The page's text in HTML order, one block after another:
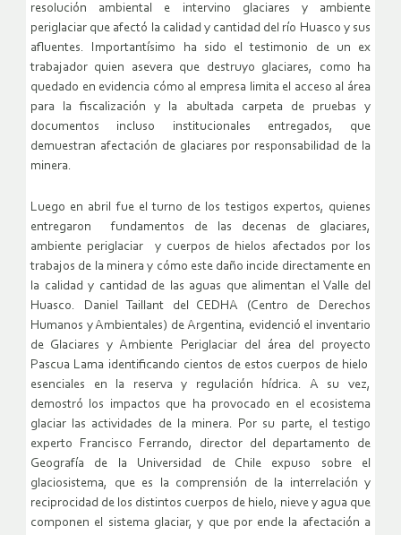
resolución ambiental e intervino glaciares y ambiente
periglaciar que afectó la calidad y cantidad del río Huasco y sus
afluentes. Importantísimo ha sido el testimonio de un ex
trabajador quien asevera que destruyo glaciares, como ha
quedado en evidencia cómo al empresa limita el acceso al área
para la fiscalización y la abultada carpeta de pruebas y
documentos incluso institucionales entregados, que
demuestran afectación de glaciares por responsabilidad de la
minera.
Luego en abril fue el turno de los testigos expertos, quienes
entregaron fundamentos de las decenas de glaciares,
ambiente periglaciar y cuerpos de hielos afectados por los
trabajos de la minera y cómo este daño incide directamente en
la calidad y cantidad de las aguas que alimentan el Valle del
Huasco. Daniel Taillant del CEDHA (Centro de Derechos
Humanos y Ambientales) de Argentina, evidenció el inventario
de Glaciares y Ambiente Periglaciar del área del proyecto
Pascua Lama identificando cientos de estos cuerpos de hielo
esenciales en la reserva y regulación hídrica. A su vez,
demostró los impactos que ha provocado en el ecosistema
glaciar las actividades de la minera. Por su parte, el testigo
experto Francisco Ferrando, director del departamento de
Geografía de la Universidad de Chile expuso sobre el
glaciosistema, que es la comprensión de la interrelación y
reciprocidad de los distintos cuerpos de hielo, nieve y agua que
componen el sistema glaciar, y que por ende la afectación a